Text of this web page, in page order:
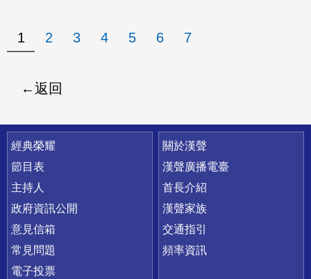
1 2 3 4 5 6 7
返回
快速連結
經典榮耀
節目表
主持人
政府資訊公開
意見信箱
常見問題
電子投票
關於漢聲
漢聲廣播電臺
首長介紹
漢聲家族
交通指引
頻率資訊